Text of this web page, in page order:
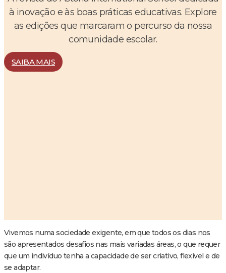
à inovação e às boas práticas educativas. Explore
as edições que marcaram o percurso da nossa
comunidade escolar.
SAIBA MAIS
Vivemos numa sociedade exigente, em que todos os dias nos
são apresentados desafios nas mais variadas áreas, o que requer
que um indivíduo tenha a capacidade de ser criativo, flexível e de
se adaptar.